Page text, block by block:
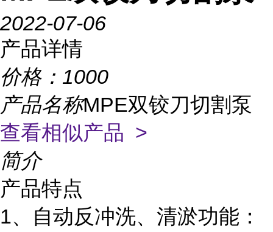
2022-07-06
产品详情
价格： 1000
产品名称MPE双铰刀切割泵
查看相似产品 >
简介
产品特点
1、自动反冲洗、清淤功能：